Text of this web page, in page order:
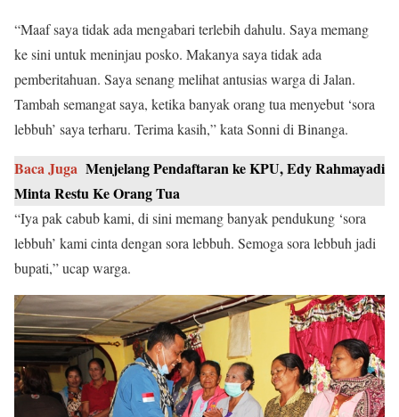
“Maaf saya tidak ada mengabari terlebih dahulu. Saya memang
ke sini untuk meninjau posko. Makanya saya tidak ada
pemberitahuan. Saya senang melihat antusias warga di Jalan.
Tambah semangat saya, ketika banyak orang tua menyebut ‘sora
lebbuh’ saya terharu. Terima kasih,” kata Sonni di Binanga.
Baca Juga Menjelang Pendaftaran ke KPU, Edy Rahmayadi
Minta Restu Ke Orang Tua
“Iya pak cabub kami, di sini memang banyak pendukung ‘sora
lebbuh’ kami cinta dengan sora lebbuh. Semoga sora lebbuh jadi
bupati,” ucap warga.